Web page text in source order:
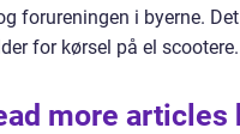
forureningen i byerne.
for kørsel på el scootere.
more articles